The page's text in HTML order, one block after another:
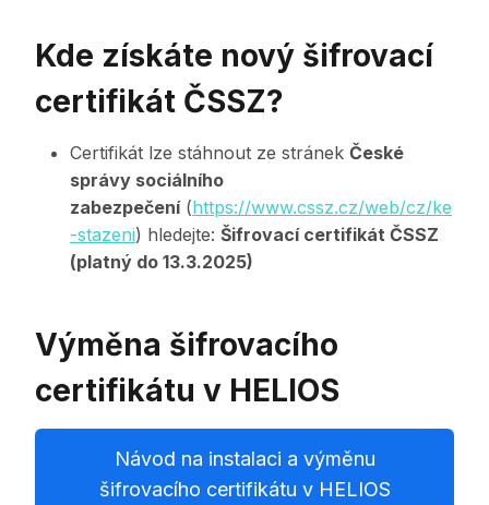
Kde získáte nový šifrovací
certifikát ČSSZ?
Certifikát lze stáhnout ze stránek České
správy sociálního
zabezpečení(https://www.cssz.cz/web/cz/ke
-stazeni) hledejte: Šifrovací certifikát ČSSZ
(platný do 13.3.2025)
Výměna šifrovacího
certifikátu v HELIOS
Návod na instalaci a výměnu
šifrovacího certifikátu v HELIOS